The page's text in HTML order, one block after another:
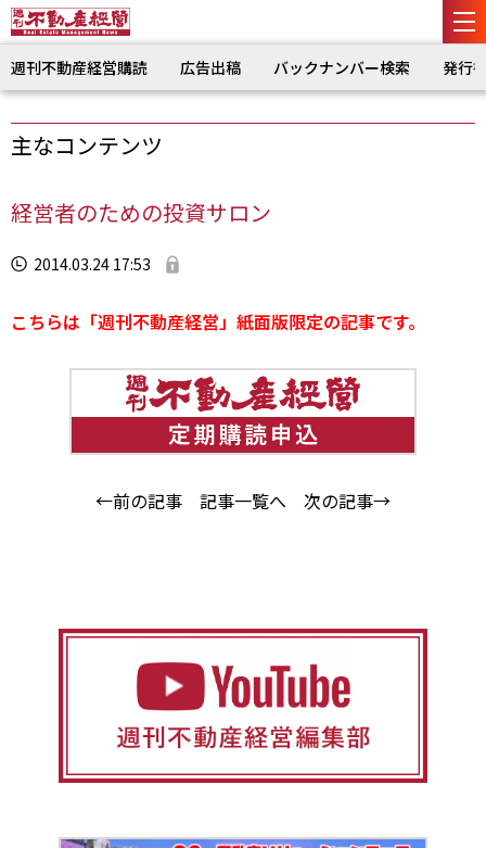
週刊不動産経営購読 広告出稿 バックナンバー検索 発行
主なコンテンツ
経営者のための投資サロン
2014.03.24 17:53
こちらは「週刊不動産経営」紙面版限定の記事です。
←前の記事 記事一覧へ 次の記事→